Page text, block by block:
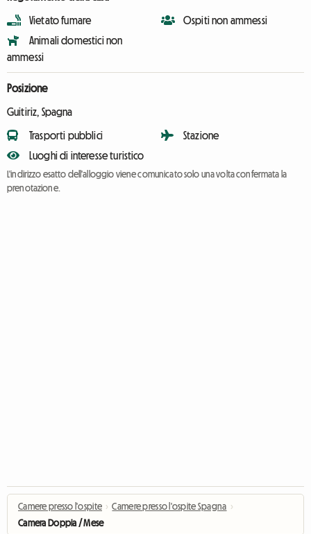
Vietato fumare
Animali domestici non
ammessi
Ospiti non ammessi
Posizione
Guitiriz, Spagna
Trasporti pubblici
Luoghi di interesse turistico
Stazione
L'indirizzo esatto dell'alloggio viene comunicato solo una volta confermata la
prenotazione.
Camere presso l'ospite › Camere presso l'ospite Spagna ›
Camera Doppia / Mese